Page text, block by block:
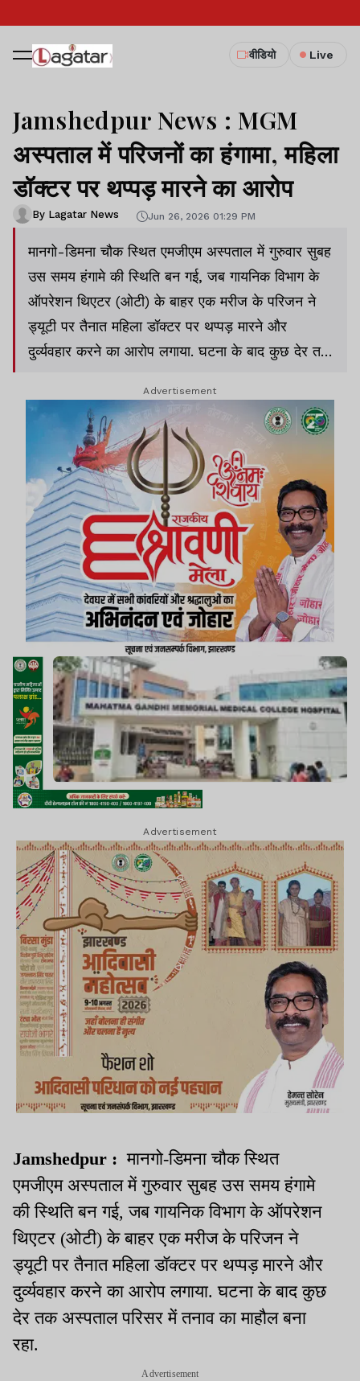
वीडियो Live
Jamshedpur News : MGM
अस्पताल में परिजनों का हंगामा, महिला
डॉक्टर पर थप्पड़ मारने का आरोप
By Lagatar News Jun 26, 2026 01:29 PM
मानगो-डिमना चौक स्थित एमजीएम अस्पताल में गुरुवार सुबह
उस समय हंगामे की स्थिति बन गई, जब गायनिक विभाग के
ऑपरेशन थिएटर (ओटी) के बाहर एक मरीज के परिजन ने
ड्यूटी पर तैनात महिला डॉक्टर पर थप्पड़ मारने और
दुर्व्यवहार करने का आरोप लगाया. घटना के बाद कुछ देर तक
Advertisement
Advertisement
Jamshedpur :मानगो-डिमना चौक स्थित
एमजीएम अस्पताल में गुरुवार सुबह उस समय हंगामे
की स्थिति बन गई, जब गायनिक विभाग के ऑपरेशन
थिएटर (ओटी) के बाहर एक मरीज के परिजन ने
ड्यूटी पर तैनात महिला डॉक्टर पर थप्पड़ मारने और
दुर्व्यवहार करने का आरोप लगाया. घटना के बाद कुछ
देर तक अस्पताल परिसर में तनाव का माहौल बना
रहा.
Advertisement